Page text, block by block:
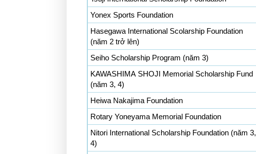
Yonex Sports Foundation
Hasegawa International Scolarship Foundation
(năm 2 trở lên)
Seiho Scholarship Program (năm 3)
KAWASHIMA SHOJI Memorial Scholarship Fund
(năm 3, 4)
Heiwa Nakajima Foundation
Rotary Yoneyama Memorial Foundation
Nitori International Scholarship Foundation (năm 3,
4)